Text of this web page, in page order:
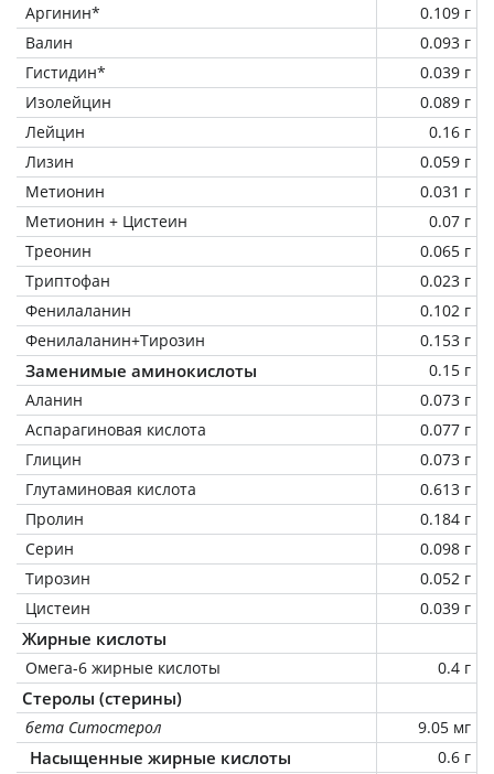
Аргинин*
0.109 г
Валин
0.093 г
Гистидин*
0.039 г
Изолейцин
0.089 г
Лейцин
0.16 г
Лизин
0.059 г
Метионин
0.031 г
Метионин + Цистеин
0.07 г
Треонин
0.065 г
Триптофан
0.023 г
Фенилаланин
0.102 г
Фенилаланин+Тирозин
0.153 г
Заменимые аминокислоты
0.15 г
Аланин
0.073 г
Аспарагиновая кислота
0.077 г
Глицин
0.073 г
Глутаминовая кислота
0.613 г
Пролин
0.184 г
Серин
0.098 г
Тирозин
0.052 г
Цистеин
0.039 г
Жирные кислоты
Омега-6 жирные кислоты 0.4 г
Стеролы (стерины)
бета Ситостерол 9.05 мг
Насыщенные жирные кислоты
0.6 г